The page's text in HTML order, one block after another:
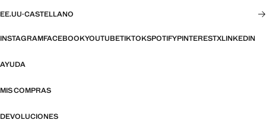
EE.UU·CASTELLANO
INSTAGRAMFACEBOOKYOUTUBETIKTOKSPOTIFYPINTERESTXLINKEDIN
AYUDA
MIS COMPRAS
DEVOLUCIONES